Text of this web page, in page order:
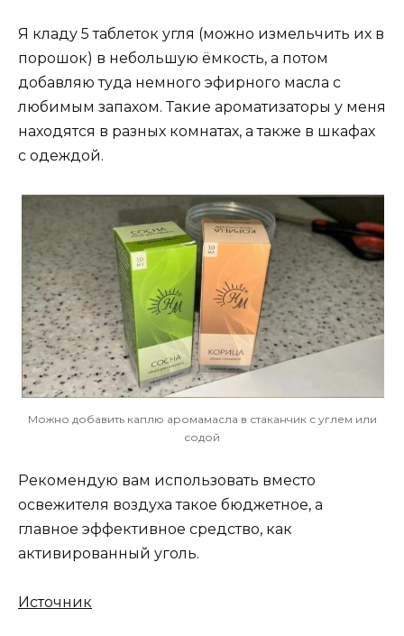
Я кладу 5 таблеток угля (можно измельчить их в
порошок) в небольшую ёмкость, а потом
добавляю туда немного эфирного масла с
любимым запахом. Такие ароматизаторы у меня
находятся в разных комнатах, а также в шкафах
с одеждой.
Можно добавить каплю аромамасла в стаканчик с углем или
содой
Рекомендую вам использовать вместо
освежителя воздуха такое бюджетное, а
главное эффективное средство, как
активированный уголь.
Источник